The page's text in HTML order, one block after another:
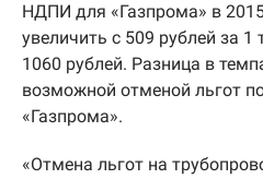
НДПИ для «Газпрома» в
увеличить с 509 рублей за
1060 рублей. Разница в
возможной отменой льгот
«Газпрома».
«Отмена льгот на